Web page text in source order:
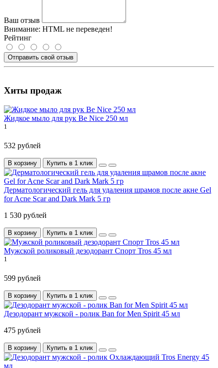
Ваш отзыв
Внимание: HTML не переведен!
Рейтинг
Отправить свой отзыв
Хиты продаж
Жидкое мыло для рук Be Nice 250 мл
1
532 рублей
В корзину Купить в 1 клик
Дерматологический гель для удаления шрамов после акне Gel
for Acne Scar and Dark Mark 5 гр
1 530 рублей
В корзину Купить в 1 клик
Мужской роликовый дезодорант Спорт Tros 45 мл
1
599 рублей
В корзину Купить в 1 клик
Дезодорант мужской - ролик Ban for Men Spirit 45 мл
475 рублей
В корзину Купить в 1 клик